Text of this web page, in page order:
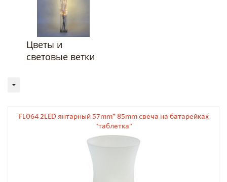
Цветы и
световые ветки
FL064 2LED янтарный 57mm* 85mm свеча на батарейках
"таблетка"